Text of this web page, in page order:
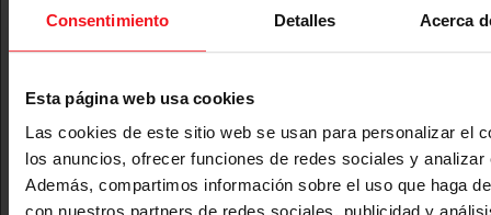
Consentimiento Detalles Acerca
Esta página web usa cookies
Las cookies de este sitio web se usan para personalizar el
los anuncios, ofrecer funciones de redes sociales y analizar
Además, compartimos información sobre el uso que haga